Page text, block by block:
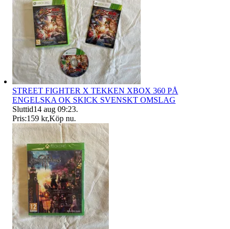
STREET FIGHTER X TEKKEN XBOX 360 PÅ
ENGELSKA OK SKICK SVENSKT OMSLAG
Sluttid14 aug 09:23.
Pris:159 kr,Köp nu.